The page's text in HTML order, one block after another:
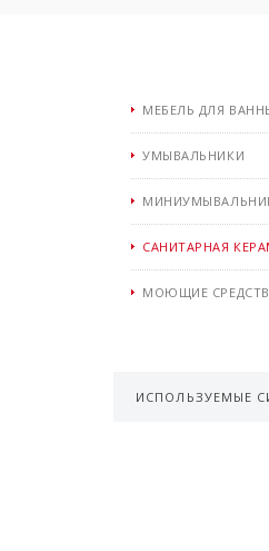
МЕБЕЛЬ ДЛЯ
УМЫВАЛЬНИКИ
САНИТАРНАЯ
МОЮЩИЕ
ИСПОЛЬЗУЕМЫЕ